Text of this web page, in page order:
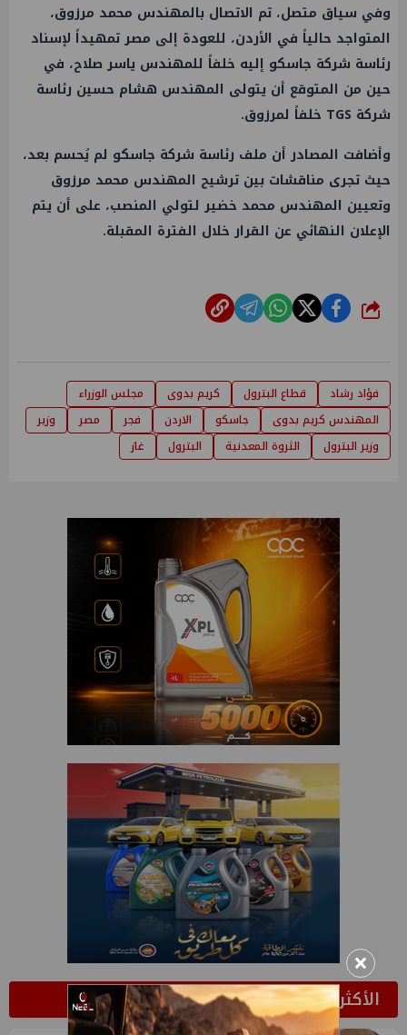
وفي سياق متصل، تم الاتصال بالمهندس محمد مرزوق،
المتواجد حالياً في الأردن، للعودة إلى مصر تمهيداً لإسناد
رئاسة شركة جاسكو إليه خلفاً للمهندس ياسر صلاح، في
حين من المتوقع أن يتولى المهندس هشام حسين رئاسة
شركة TGS خلفاً لمرزوق.
وأضافت المصادر أن ملف رئاسة شركة جاسكو لم يُحسم بعد،
حيث تجرى مناقشات بين ترشيح المهندس محمد مرزوق
وتعيين المهندس محمد خضير لتولي المنصب، على أن يتم
الإعلان النهائي عن القرار خلال الفترة المقبلة.
شارك
فؤاد رشاد قطاع البترول كريم بدوى
مجلس الوزراء
المهندس كريم بدوى
جاسكو الاردن فجر مصر
وزير
وزير البترول
الثروة المعدنية البترول غاز
الأكثر قراءة
×